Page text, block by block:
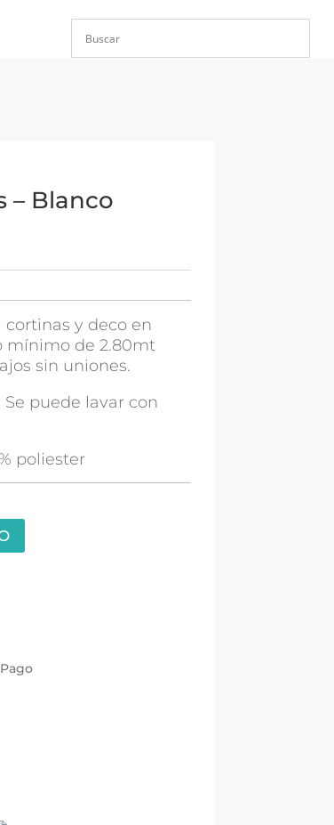
– Blanco
y deco en
mínimo de 2.80mt
sin uniones.
puede lavar con
poliester